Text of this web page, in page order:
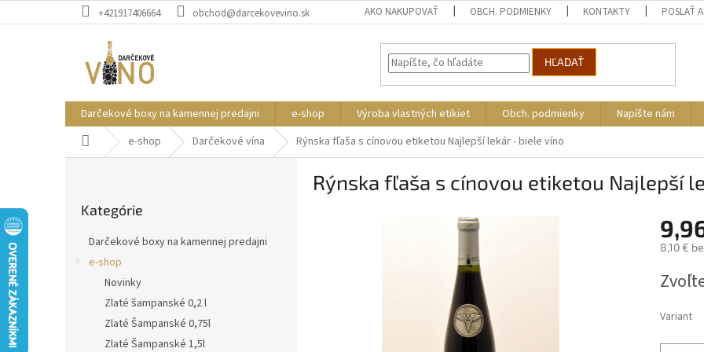
na
+421917406664 obchod@darcekovevino.sk AKO NAKUPOVAŤ OBCH. PODMIENKY KONTAKTY POSLAŤ
HĽADAŤ
Darčekové boxy na kamennej predajni e-shop Výroba vlastných etikiet Obch. podmienky Napíšte nám
Domov e-shop Darčekové vína Rýnska fľaša s cínovou etiketou Najlepší lekár - biele víno
kategórie
Kategórie
Darčekové boxy na kamennej predajni
e-shop
Novinky
Zlaté šampanské 0,2 l
Zlaté Šampanské 0,75l
Zlaté Šampanské 1,5l
Rýnska fľaša s cínovou etiketou Najlepší
8,10 €
cena:
Variant